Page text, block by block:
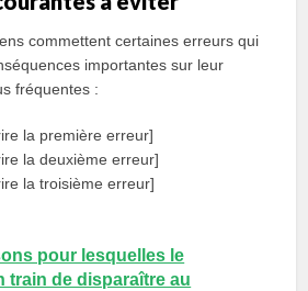
commettent certaines erreurs qui
importantes sur leur
fréquentes :
la première erreur]
la deuxième erreur]
la troisième erreur]
pour lesquelles le
train de disparaître au